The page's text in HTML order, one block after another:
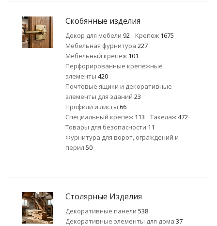
Скобянные изделия
Декор для мебели 92 Крепеж 1675
Мебельная фурнитура 227
Мебельный крепеж 101
Перфорированные крепежные
элементы 420
Почтовые ящики и декоративные
элементы для зданий 23
Профили и листы 66
Специальный крепеж 113 Такелаж472
Товары для безопасности 11
Фурнитура для ворот, ограждений и
перил 50
Столярные Изделия
Декоративные панели 538
Декоративные элементы для дома 37